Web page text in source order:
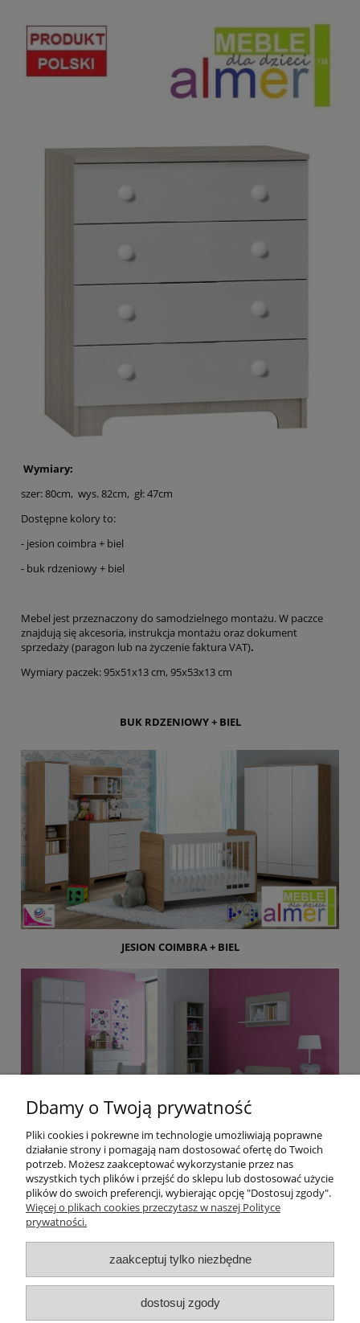
Wymiary:
szer: 80cm, wys. 82cm, gł: 47cm
Dostępne kolory to:
- jesion coimbra + biel
- buk rdzeniowy + biel
Mebel jest przeznaczony do samodzielnego montażu. W paczce
znajdują się akcesoria, instrukcja montażu oraz dokument
sprzedaży (paragon lub na życzenie faktura VAT).
Wymiary paczek: 95x51x13 cm, 95x53x13 cm
BUK RDZENIOWY + BIEL
JESION COIMBRA + BIEL
Pomoc
O firmie
Dbamy o Twoją prywatność
Pliki cookies i pokrewne im technologie umożliwiają poprawne
działanie strony i pomagają nam dostosować ofertę do Twoich
potrzeb. Możesz zaakceptować wykorzystanie przez nas
wszystkich tych plików i przejść do sklepu lub dostosować użycie
plików do swoich preferencji, wybierając opcję "Dostosuj zgody".
Więcej o plikach cookies przeczytasz w naszej Polityce
prywatności.
zaakceptuj tylko niezbędne
dostosuj zgody